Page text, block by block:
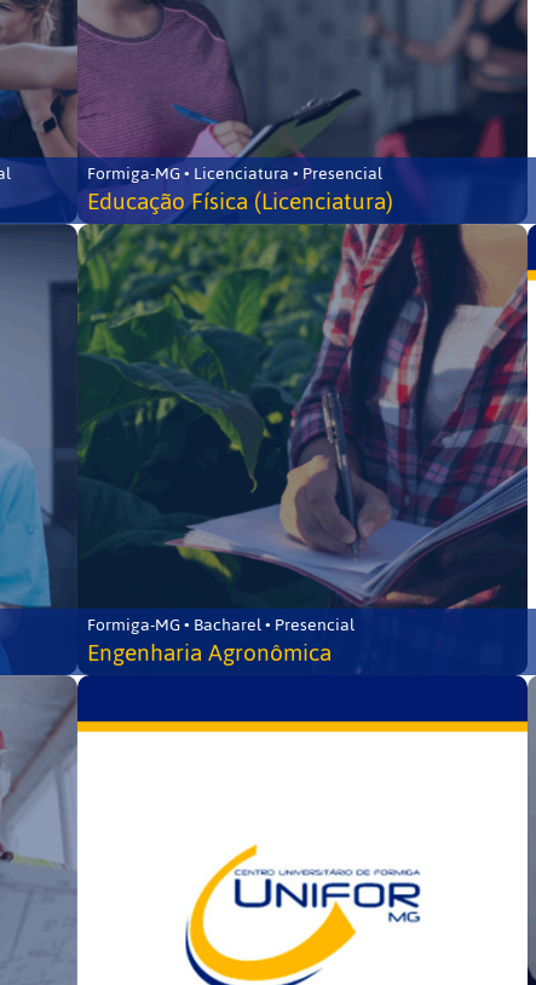
Formiga-MG • Licenciatura • Presencial
Educação Física (Licenciatura)
Formiga-MG • Bacharel • Presencial
Engenharia Agronômica